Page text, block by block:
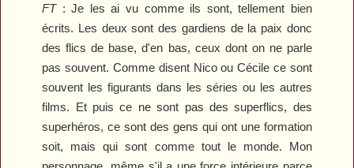
FT: Je les ai vu comme ils sont, tellement bien
écrits. Les deux sont des gardiens de la paix donc
des flics de base, d'en bas, ceux dont on ne parle
pas souvent. Comme disent Nico ou Cécile ce sont
souvent les figurants dans les séries ou les autres
films. Et puis ce ne sont pas des superflics, des
superhéros, ce sont des gens qui ont une formation
soit, mais qui sont comme tout le monde. Mon